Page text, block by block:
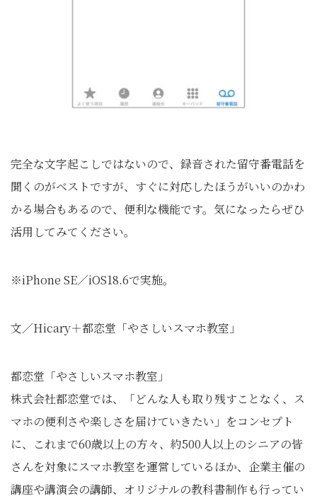
完全な文字起こしではないので、録音された留守番電話を
聞くのがベストですが、すぐに対応したほうがいいのかわ
かる場合もあるので、便利な機能です。気になったらぜひ
活用してみてください。
※iPhone SE／iOS18.6で実施。
文／Hicary＋都恋堂「やさしいスマホ教室」
都恋堂「やさしいスマホ教室」
株式会社都恋堂では、「どんな人も取り残すことなく、ス
マホの便利さや楽しさを届けていきたい」をコンセプト
に、これまで60歳以上の方々、約500人以上のシニアの皆
さんを対象にスマホ教室を運営しているほか、企業主催の
講座や講演会の講師、オリジナルの教科書制作も行ってい